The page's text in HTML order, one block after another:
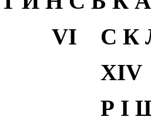
VI С К
ХIV
Р І